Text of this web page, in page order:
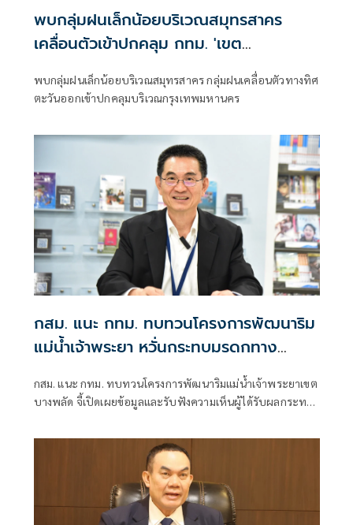
พบกลุ่มฝนเล็กน้อยบริเวณสมุทรสาคร
เคลื่อนตัวเข้าปกคลุม กทม. 'เขต
พบกลุ่มฝนเล็กน้อยบริเวณสมุทรสาคร กลุ่มฝนเคลื่อนตัวทางทิศ
ตะวันออกเข้าปกคลุมบริเวณกรุงเทพมหานคร
กสม. แนะ กทม. ทบทวนโครงการพัฒนาริม
แม่น้ำเจ้าพระยา หวั่นกระทบมรดกทาง
กสม. แนะ กทม. ทบทวนโครงการพัฒนาริมแม่น้ำเจ้าพระยาเขต
บางพลัด จี้เปิดเผยข้อมูลและรับฟังความเห็นผู้ได้รับผลกระทบ
มรดกทางวัฒนธรรม